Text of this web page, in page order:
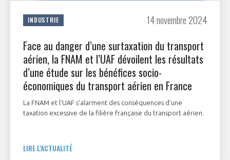
INDUSTRIE 14 novembre 2024
Face au danger d’une surtaxation du transport
aérien, la FNAM et l’UAF dévoilent les résultats
d’une étude sur les bénéfices socio-
économiques du transport aérien en France
La FNAM et l'UAF s’alarment des conséquences d’une
taxation excessive de la filière française du transport aérien.
LIRE L'ACTUALITÉ